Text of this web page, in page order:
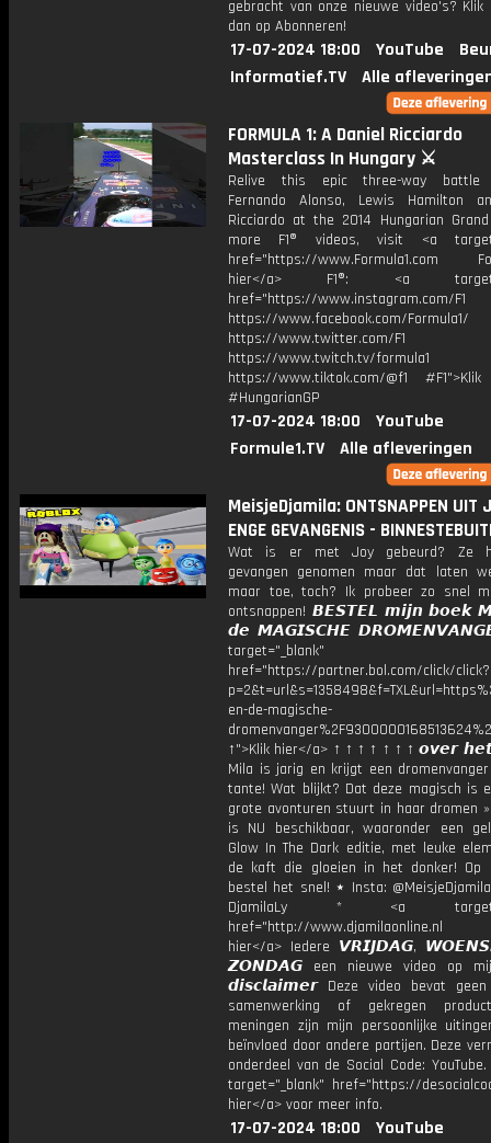
gebracht van onze nieuwe video's? Klik
dan op Abonneren!
17-07-2024 18:00 YouTube
Informatief.TV
Alle
FORMULA 1: A Daniel Ricciardo
Masterclass In Hungary ⚔️
Relive this epic three-way battle
Fernando Alonso, Lewis Hamilton
Ricciardo at the 2014 Hungarian
more F1® videos, visit <a
href="https://www.Formula1.com
hier</a> F1®: <a
href="https://www.instagram.com/F1
https://www.facebook.com/Formula1/
https://www.twitter.com/F1
https://www.twitch.tv/formula1
https://www.tiktok.com/@f1
#HungarianGP
17-07-2024 18:00
YouTube
Formule1.TV
Alle afleveringen
MeisjeDjamila: ONTSNAPPEN UIT
ENGE GEVANGENIS -
Wat is er met Joy gebeurd? Ze
gevangen genomen maar dat laten
maar toe, toch? Ik probeer zo snel
ontsnappen! 𝘽𝙀𝙎𝙏𝙀𝙇 𝙢𝙞𝙟𝙣 𝙗𝙤𝙚𝙠
𝙙𝙚 𝙈𝘼𝙂𝙄𝙎𝘾𝙃𝙀
target="_blank"
href="https://partner.bol.com/click/click?
en-de-magische-
↑">Klik hier</a> ↑ ↑ ↑ ↑ ↑ ↑ ↑ 𝙤𝙫𝙚𝙧
Mila is jarig en krijgt een
tante! Wat blijkt? Dat deze magisch is
grote avonturen stuurt in haar dromen
is NU beschikbaar, waaronder een
Glow In The Dark editie, met leuke
de kaft die gloeien in het donker! Op
bestel het snel! ⋆ Insta:
DjamilaLy * <a
href="http://
hier</a> Iedere 𝙑𝙍𝙄𝙅𝘿𝘼𝙂,
𝙕𝙊𝙉𝘿𝘼𝙂 een nieuwe video op
𝙙𝙞𝙨𝙘𝙡𝙖𝙞𝙢𝙚𝙧 Deze video bevat geen
samenwerking of gekregen
meningen zijn mijn persoonlijke
beïnvloed door andere partijen. Deze
onderdeel van de Social Code:
target="_blank" href="https://
hier</a> voor meer info.
17-07-2024 18:00
YouTube